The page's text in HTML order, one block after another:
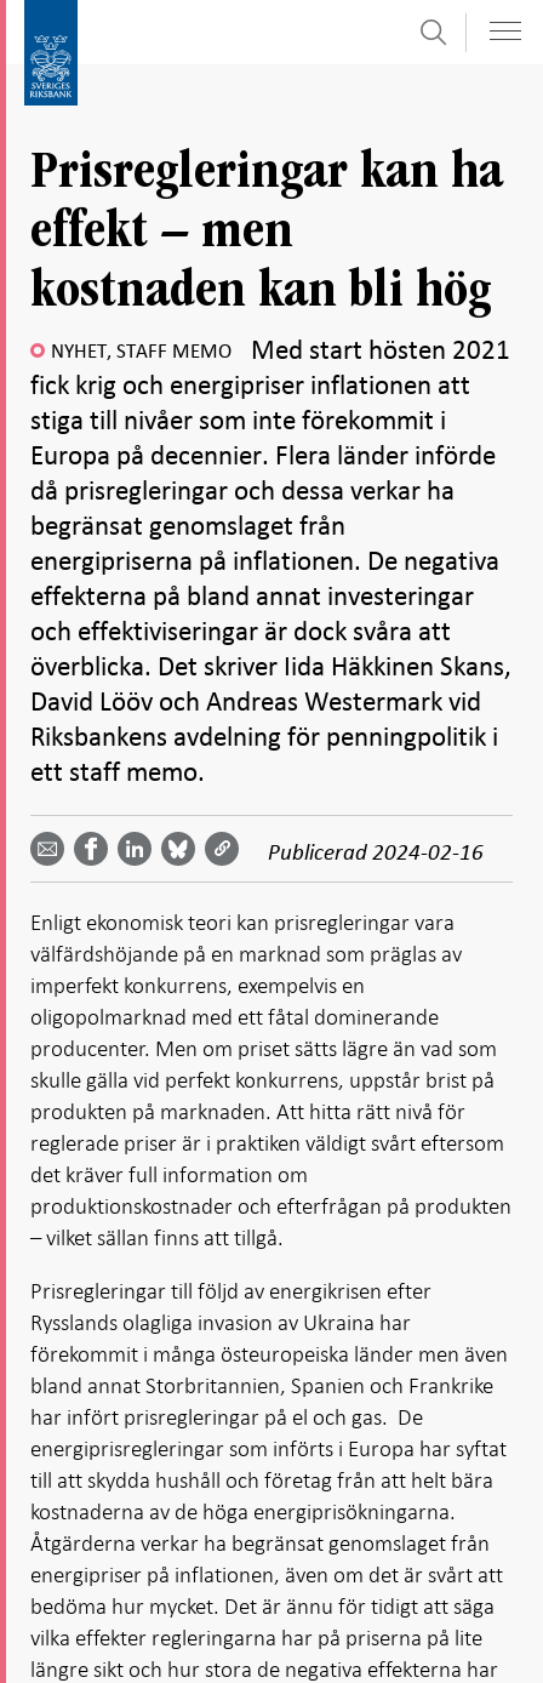
direkt
undersidor
Sök
Prisregleringar kan ha
effekt – men
kostnaden kan bli hög
NYHET, STAFF MEMO
Med start hösten 2021
fick krig och energipriser inflationen att
stiga till nivåer som inte förekommit i
Europa på decennier. Flera länder införde
då prisregleringar och dessa verkar ha
begränsat genomslaget från
energipriserna på inflationen. De negativa
effekterna på bland annat investeringar
och effektiviseringar är dock svåra att
överblicka. Det skriver Iida Häkkinen Skans,
David Lööv och Andreas Westermark vid
Riksbankens avdelning för penningpolitik i
ett staff memo.
Dela
email -
Öppnas
i ny flik
Dela på
Facebook
- Öppnas
Dela på
LinkedIn
-
Öppnas
i ny flik
på
Bluesky
-
i ny flik
på
Twitter
-
i ny flik
Publicerad 2024-02-16
Enligt ekonomisk teori kan prisregleringar vara
välfärdshöjande på en marknad som präglas av
imperfekt konkurrens, exempelvis en
oligopolmarknad med ett fåtal dominerande
producenter. Men om priset sätts lägre än vad som
skulle gälla vid perfekt konkurrens, uppstår brist på
produkten på marknaden. Att hitta rätt nivå för
reglerade priser är i praktiken väldigt svårt eftersom
det kräver full information om
produktionskostnader och efterfrågan på produkten
– vilket sällan finns att tillgå.
Prisregleringar till följd av energikrisen efter
Rysslands olagliga invasion av Ukraina har
förekommit i många öst­europeiska länder men även
bland annat Storbritannien, Spanien och Frankrike
har infört prisregleringar på el och gas. De
energiprisregleringar som införts i Europa har syftat
till att skydda hushåll och företag från att helt bära
kostnaderna av de höga energi­pris­ökningarna.
Åtgärderna verkar ha begränsat genomslaget från
energipri­ser på inflationen, även om det är svårt att
bedöma hur mycket. Det är ännu för tidigt att säga
vilka effekter regleringarna har på priserna på lite
längre sikt och hur stora de negativa effekterna har